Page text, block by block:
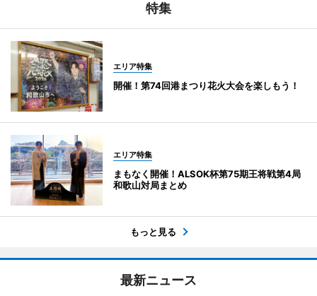
特集
エリア特集
開催！第74回港まつり花火大会を楽しもう！
エリア特集
まもなく開催！ALSOK杯第75期王将戦第4局
和歌山対局まとめ
もっと見る
最新ニュース